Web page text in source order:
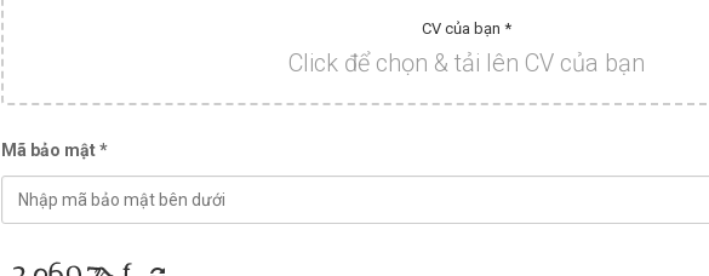
CV của bạn *
Click để chọn & tải lên CV của bạn
Mã bảo mật *